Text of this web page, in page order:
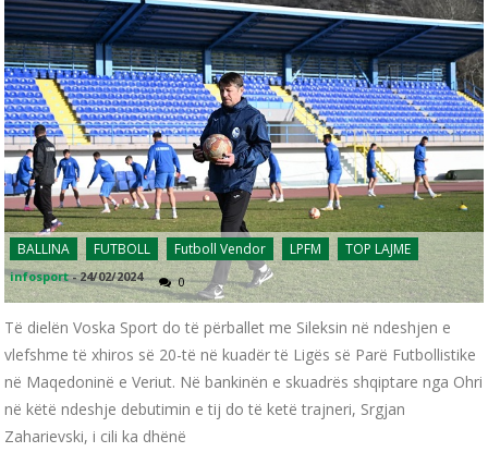
BALLINA FUTBOLL Futboll Vendor LPFM TOP LAJME
infosport -24/02/2024 0
Të dielën Voska Sport do të përballet me Sileksin në ndeshjen e
vlefshme të xhiros së 20-të në kuadër të Ligës së Parë Futbollistike
në Maqedoninë e Veriut. Në bankinën e skuadrës shqiptare nga Ohri
në këtë ndeshje debutimin e tij do të ketë trajneri, Srgjan
Zaharievski, i cili ka dhënë